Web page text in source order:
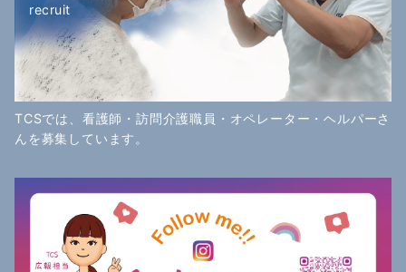
recruit
TCSでは、看護師・訪問介護職員・オペレーター・ヘルパーさ
んを募集しています。